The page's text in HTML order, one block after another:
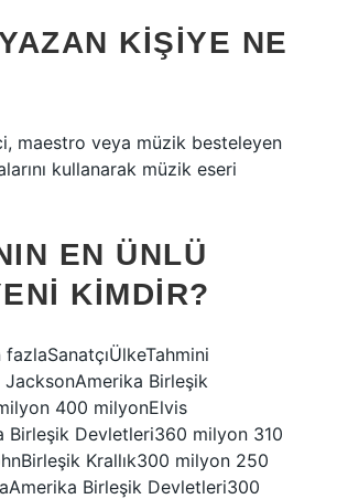
KIŞIYE NE
maestro veya müzik besteleyen
kullanarak müzik eseri
EN ÜNLÜ
KIMDIR?
JacksonAmerika Birleşik
400 milyonElvis
Birleşik Devletleri360 milyon 310
Krallık300 milyon 250
Birleşik Devletleri300